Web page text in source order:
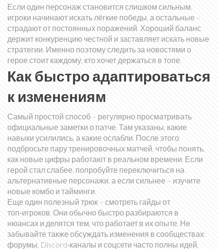
Если один персонаж становится слишком сильным,
игроки начинают искать лёгкие победы, а остальные –
страдают от постоянных поражений. Хороший баланс
держит конкуренцию честной и заставляет искать новые
стратегии. Именно поэтому следить за новостями о
герое стоит каждому, кто хочет держаться в топе.
Как быстро адаптироваться
к изменениям
Самый простой способ – регулярно просматривать
официальные заметки о патче. Там указаны, какие
навыки усилились, а какие ослабли. После этого
подбросьте пару тренировочных матчей, чтобы понять,
как новые цифры работают в реальном времени. Если
герой стал слабее, попробуйте переключиться на
альтернативные персонажи, а если сильнее – изучите
новые комбо и тайминги.
Еще один полезный трюк – смотреть гайды от
топ‑игроков. Они обычно быстро разбираются в
нюансах и делятся тем, что работает в их опыте. Не
забывайте также обсуждать изменения в сообществах:
форумы, Discord‑каналы и соцсети часто полны идей,